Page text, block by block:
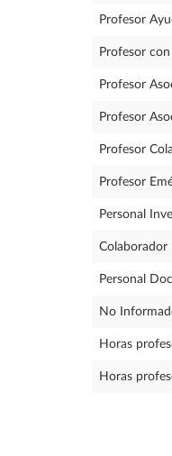
Profesor
Profesor
Profesor
Profesor
Profesor
Profesor
Personal
Colaborador
Personal
No
Horas
Horas